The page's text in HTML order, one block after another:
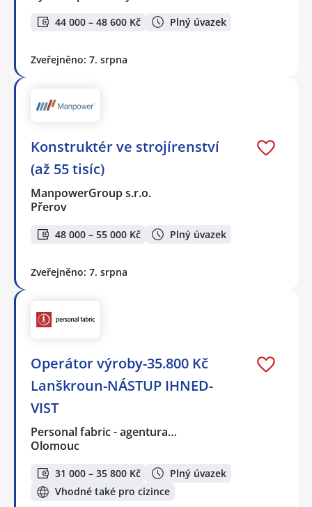
44 000 – 48 600 Kč Plný úvazek
Zveřejněno: 7. srpna
Konstruktér ve strojírenství
(až 55 tisíc)
ManpowerGroup s.r.o.
Přerov
48 000 – 55 000 Kč Plný úvazek
Zveřejněno: 7. srpna
Operátor výroby-35.800 Kč
Lanškroun-NÁSTUP IHNED-
VIST
Personal fabric - agentura…
Olomouc
31 000 – 35 800 Kč
Plný úvazek
Vhodné také pro cizince